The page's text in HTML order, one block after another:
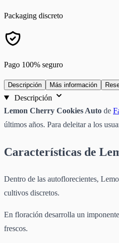
Packaging discreto
Pago 100% seguro
Descripción Más información
Descripción
Lemon Cherry Cookies Auto de
últimos años. Para deleitar a los
Características de
Dentro de las autoflorecientes,
cultivos discretos.
En floración desarrolla un
frescos.